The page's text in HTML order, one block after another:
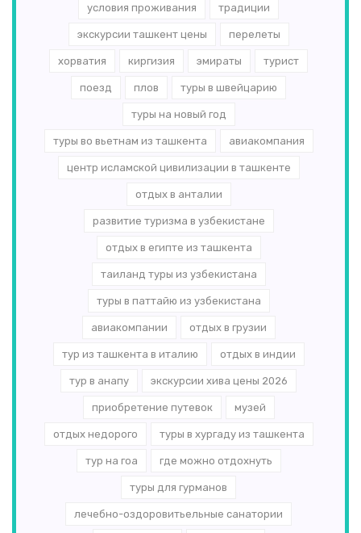
условия проживания традиции
экскурсии ташкент цены перелеты
хорватия киргизия эмираты турист
поезд плов туры в швейцарию
туры на новый год
туры во вьетнам из ташкента авиакомпания
центр исламской цивилизации в ташкенте
отдых в анталии
развитие туризма в узбекистане
отдых в египте из ташкента
таиланд туры из узбекистана
туры в паттайю из узбекистана
авиакомпании отдых в грузии
тур из ташкента в италию отдых в индии
тур в анапу экскурсии хива цены 2026
приобретение путевок музей
отдых недорого туры в хургаду из ташкента
тур на гоа где можно отдохнуть
туры для гурманов
лечебно-оздоровитьельные санатории